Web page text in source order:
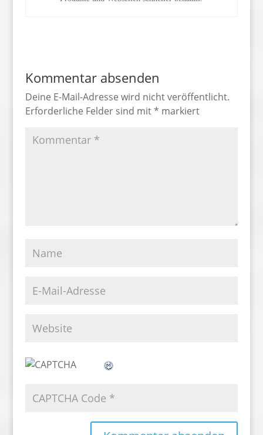
Kommentar absenden
Deine E-Mail-Adresse wird nicht veröffentlicht.
Erforderliche Felder sind mit* markiert